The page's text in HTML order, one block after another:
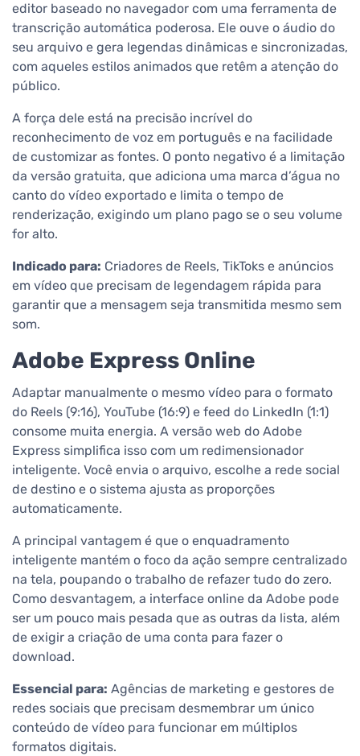
editor baseado no navegador com uma ferramenta de
transcrição automática poderosa. Ele ouve o áudio do
seu arquivo e gera legendas dinâmicas e sincronizadas,
com aqueles estilos animados que retêm a atenção do
público.
A força dele está na precisão incrível do
reconhecimento de voz em português e na facilidade
de customizar as fontes. O ponto negativo é a limitação
da versão gratuita, que adiciona uma marca d’água no
canto do vídeo exportado e limita o tempo de
renderização, exigindo um plano pago se o seu volume
for alto.
Indicado para: Criadores de Reels, TikToks e anúncios
em vídeo que precisam de legendagem rápida para
garantir que a mensagem seja transmitida mesmo sem
som.
Adobe Express Online
Adaptar manualmente o mesmo vídeo para o formato
do Reels (9:16), YouTube (16:9) e feed do LinkedIn (1:1)
consome muita energia. A versão web do Adobe
Express simplifica isso com um redimensionador
inteligente. Você envia o arquivo, escolhe a rede social
de destino e o sistema ajusta as proporções
automaticamente.
A principal vantagem é que o enquadramento
inteligente mantém o foco da ação sempre centralizado
na tela, poupando o trabalho de refazer tudo do zero.
Como desvantagem, a interface online da Adobe pode
ser um pouco mais pesada que as outras da lista, além
de exigir a criação de uma conta para fazer o
download.
Essencial para: Agências de marketing e gestores de
redes sociais que precisam desmembrar um único
conteúdo de vídeo para funcionar em múltiplos
formatos digitais.